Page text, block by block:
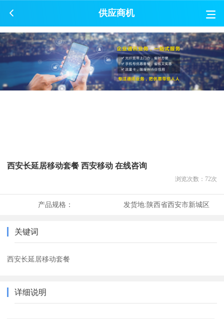
供应商机
西安长延居移动套餐 西安移动 在线咨询
浏览次数： 72次
产品规格： 发货地:陕西省西安市新城区
关键词
西安长延居移动套餐
详细说明